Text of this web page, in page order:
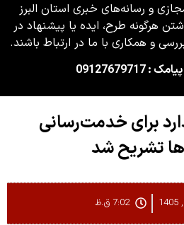
و رسانه‌های خبری استان البرز
هرگونه طرح، ایده یا پیشنهاد در
و همکاری با ما در ارتباط باشند.
برای خدمت‌رسانی
تشریح شد
7:02 ق.ظ